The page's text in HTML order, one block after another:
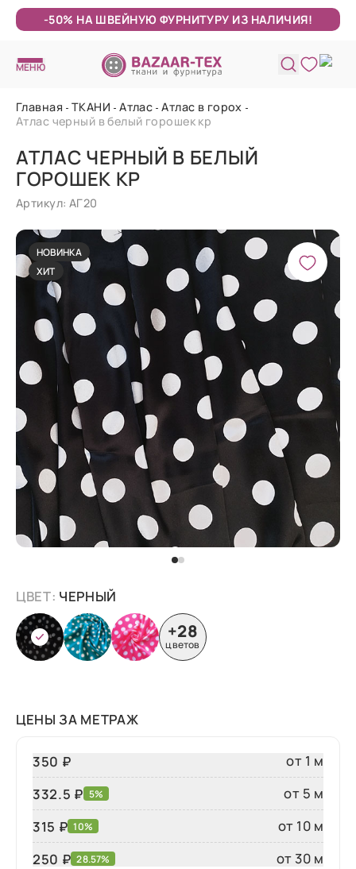
-50% НА ШВЕЙНУЮ ФУРНИТУРУ ИЗ НАЛИЧИЯ!
МЕНЮ
Главная ТКАНИ Атлас Атлас в горох
Атлас черный в белый горошек кр
АТЛАС ЧЕРНЫЙ В БЕЛЫЙ
ГОРОШЕК КР
Артикул: АГ20
НОВИНКА
ХИТ
ЦВЕТ: ЧЕРНЫЙ
+28
цветов
ЦЕНЫ ЗА МЕТРАЖ
350 ₽
от 1 м
332.5 ₽ 5%
от 5 м
315 ₽ 10%
от 10 м
250 ₽ 28.57% от 30 м